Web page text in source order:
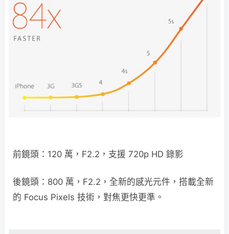
前鏡頭：120 萬，F2.2，支援 720p HD 錄影
後鏡頭：800 萬，F2.2，全新的感光元件，搭載全新
的 Focus Pixels 技術，對焦更快更準。